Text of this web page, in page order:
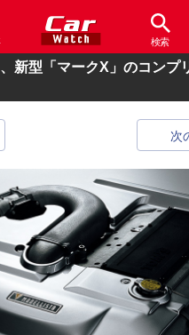
検索
新型「マークX」のコンプ
次